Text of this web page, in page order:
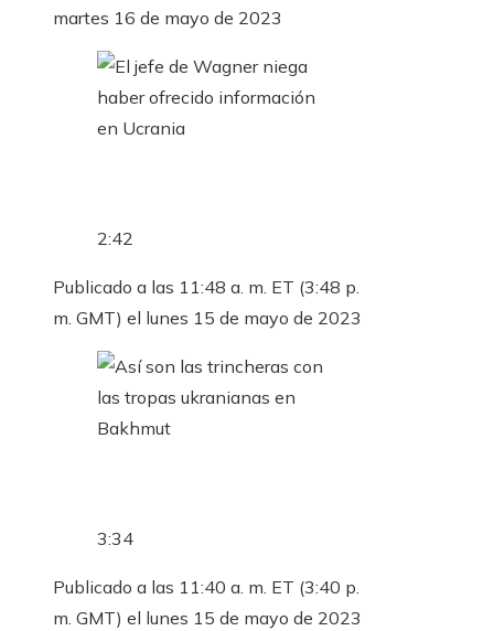
martes 16 de mayo de 2023
2:42
Publicado a las 11:48 a. m. ET (3:48 p.
m. GMT) el lunes 15 de mayo de 2023
3:34
Publicado a las 11:40 a. m. ET (3:40 p.
m. GMT) el lunes 15 de mayo de 2023